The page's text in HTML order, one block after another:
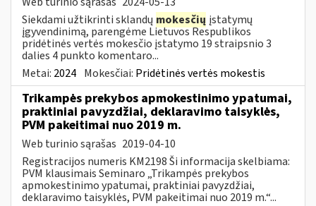
Siekdami užtikrinti sklandų mokesčių įstatymų
įgyvendinimą, parengėme Lietuvos Respublikos
pridėtinės vertės mokesčio įstatymo 19 straipsnio 3
dalies 4 punkto komentaro...
Metai: 2024 Mokesčiai: Pridėtinės vertės mokestis
Trikampės prekybos apmokestinimo ypatumai,
praktiniai pavyzdžiai, deklaravimo taisyklės,
PVM pakeitimai nuo 2019 m.
Web turinio sąrašas 2019-04-10
Registracijos numeris KM2198 Ši informacija skelbiama:
PVM klausimais Seminaro „Trikampės prekybos
apmokestinimo ypatumai, praktiniai pavyzdžiai,
deklaravimo taisyklės, PVM pakeitimai nuo 2019 m.“...